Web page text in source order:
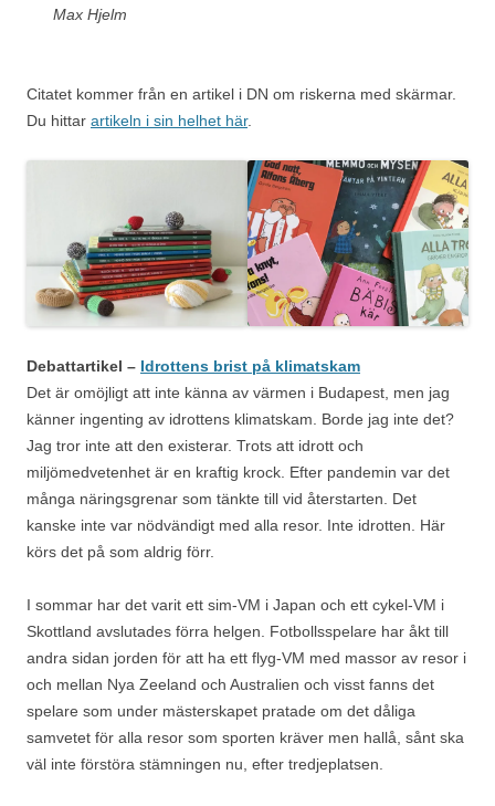
Max Hjelm
Citatet kommer från en artikel i DN om riskerna med skärmar.
Du hittar artikeln i sin helhet här.
Debattartikel – Idrottens brist på klimatskam
Det är omöjligt att inte känna av värmen i Budapest, men jag
känner ingenting av idrottens klimatskam. Borde jag inte det?
Jag tror inte att den existerar. Trots att idrott och
miljömedvetenhet är en kraftig krock. Efter pandemin var det
många näringsgrenar som tänkte till vid återstarten. Det
kanske inte var nödvändigt med alla resor. Inte idrotten. Här
körs det på som aldrig förr.
I sommar har det varit ett sim-VM i Japan och ett cykel-VM i
Skottland avslutades förra helgen. Fotbollsspelare har åkt till
andra sidan jorden för att ha ett flyg-VM med massor av resor i
och mellan Nya Zeeland och Australien och visst fanns det
spelare som under mästerskapet pratade om det dåliga
samvetet för alla resor som sporten kräver men hallå, sånt ska
väl inte förstöra stämningen nu, efter tredjeplatsen.